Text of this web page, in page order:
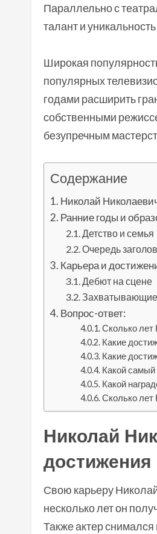
Параллельно с
талант и
Широкая
популярных
годами расширить
собственными
безупречным
Содержание
Николай
Ранние годы и
Детство и семья
Очередь
Карьера и
Дебют на сцене
Захватывающие
Вопрос-ответ:
Сколько лет
Какие
Какие
Какой самый
Какой
Сколько лет
Николай
достижения
Свою карьеру
несколько лет он
Также актер